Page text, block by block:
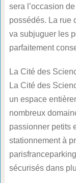
sera l’occasion
possédés. La rue
va subjuguer les
parfaitement
La Cité des
La Cité des
un espace
nombreux
passionner petits
stationnement à
sécurisés dans